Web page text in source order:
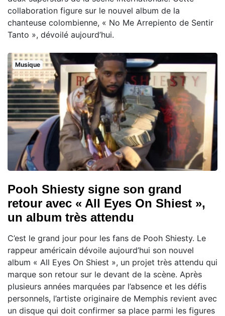
collaboration figure sur le nouvel album de la
chanteuse colombienne, « No Me Arrepiento de Sentir
Tanto », dévoilé aujourd’hui.
Musique
Pooh Shiesty signe son grand
retour avec « All Eyes On Shiest »,
un album très attendu
C’est le grand jour pour les fans de Pooh Shiesty. Le
rappeur américain dévoile aujourd’hui son nouvel
album « All Eyes On Shiest », un projet très attendu qui
marque son retour sur le devant de la scène. Après
plusieurs années marquées par l’absence et les défis
personnels, l’artiste originaire de Memphis revient avec
un disque qui doit confirmer sa place parmi les figures